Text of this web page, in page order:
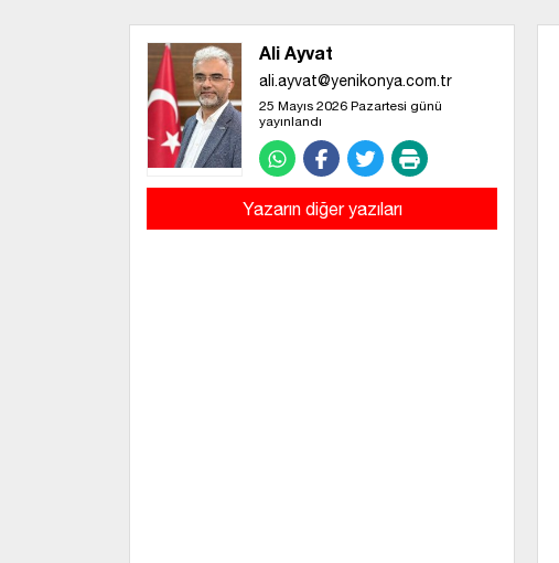
Ali Ayvat
ali.ayvat@yenikonya.com.tr
25 Mayıs 2026 Pazartesi günü
yayınlandı
Yazarın diğer yazıları